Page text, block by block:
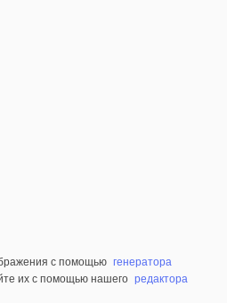
с помощью генератора
их с помощью нашего редактора